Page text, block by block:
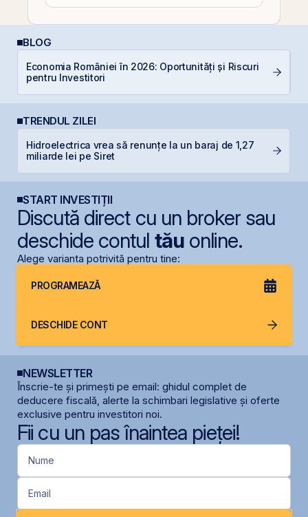
BLOG
Economia României în 2026: Oportunități și Riscuri
pentru Investitori
TRENDUL ZILEI
Hidroelectrica vrea să renunțe la un baraj de 1,27
miliarde lei pe Siret
START INVESTIȚII
Discută direct cu un broker sau
deschide contul tăuonline.
Alege varianta potrivită pentru tine:
PROGRAMEAZĂ
DESCHIDE CONT
NEWSLETTER
Înscrie-te și primești pe email: ghidul complet de
deducere fiscală, alerte la schimbari legislative și oferte
exclusive pentru investitori noi.
Fii cu un pas înaintea pieței!
Nume
Email